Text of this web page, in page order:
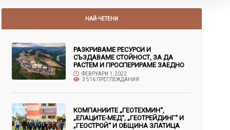
НАЙ-ЧЕТЕНИ
РАЗКРИВАМЕ РЕСУРСИ И
СЪЗДАВАМЕ СТОЙНОСТ, ЗА ДА
РАСТЕМ И ПРОСПЕРИРАМЕ ЗАЕДНО
ФЕВРУАРИ 1, 2022
3 516 ПРЕГЛЕЖДАНИЯ
КОМПАНИИТЕ „ГЕОТЕХМИН“,
„ЕЛАЦИТЕ-МЕД“, „ГЕОТРЕЙДИНГ“ И
„ГЕОСТРОЙ“ И ОБЩИНА ЗЛАТИЦА